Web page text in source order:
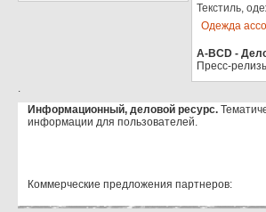
Текстиль,
Одежда
A-BCD -
Пресс-
.
Информационный, деловой ресурс.
информации для пользователей.
Коммерческие предложения партнеров: